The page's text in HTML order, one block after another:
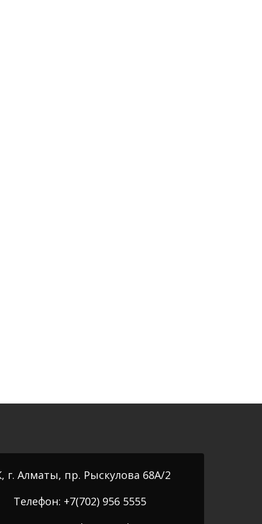
г. Алматы, пр. Рыскулова 68А/2
Телефон: +7(702) 956 5555